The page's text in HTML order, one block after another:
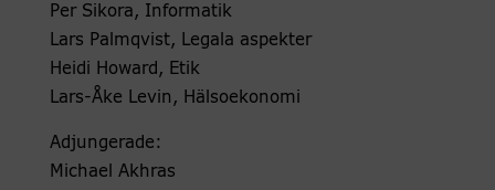
Per Sikora, Informatik
Lars Palmqvist, Legala aspekter
Heidi Howard, Etik
Lars-Åke Levin, Hälsoekonomi
Adjungerade:
Michael Akhras